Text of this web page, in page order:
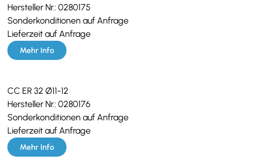
Hersteller Nr.: 0280175
Sonderkonditionen auf Anfrage
Lieferzeit auf Anfrage
Mehr Info
CC ER 32 Ø11-12
Hersteller Nr.: 0280176
Sonderkonditionen auf Anfrage
Lieferzeit auf Anfrage
Mehr Info